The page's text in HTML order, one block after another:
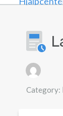
Authors
Category: